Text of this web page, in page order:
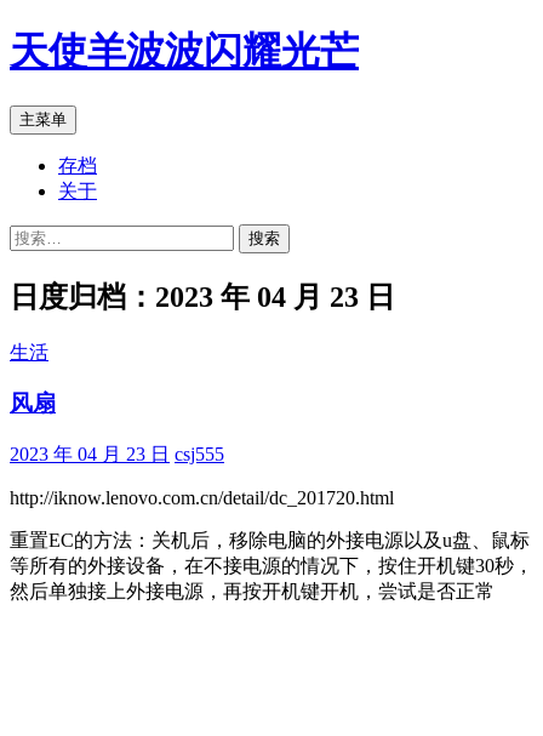
跳
至
文
天使羊波波闪耀光芒
搜
索
主菜单
存档
关于
搜
日度归档：2023 年 04 月 23 日
生活
风扇
2023 年 04 月 23 日 csj555
http://iknow.lenovo.com.cn/detail/dc_201720.html
重置EC的方法：关机后，移除电脑的外接电源以及u盘、鼠标
等所有的外接设备，在不接电源的情况下，按住开机键30秒，
然后单独接上外接电源，再按开机键开机，尝试是否正常